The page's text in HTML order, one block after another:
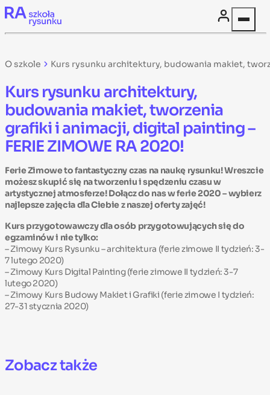
Skip to content
O szkole Kurs rysunku architektury, budowania makiet,
Kurs rysunku architektury,
budowania makiet, tworzenia
grafiki i animacji, digital painting –
FERIE ZIMOWE RA 2020!
Ferie Zimowe to fantastyczny czas na naukę rysunku! Wreszcie
możesz skupić się na tworzeniu i spędzeniu czasu w
artystycznej atmosferze! Dołącz do nas w ferie 2020 – wybierz
najlepsze zajęcia dla Ciebie z naszej oferty zajęć!
Kurs przygotowawczy dla osób przygotowujących się do
egzaminów i nie tylko:
–Zimowy Kurs Rysunku – architektura (ferie zimowe II tydzień: 3-
7 lutego 2020)
–Zimowy Kurs Digital Painting(ferie zimowe II tydzień: 3-7
lutego 2020)
–Zimowy Kurs Budowy Makiet i Grafiki (ferie zimowe I tydzień:
27-31 stycznia 2020)
Zobacz także